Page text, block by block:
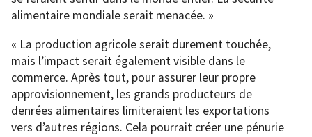
alimentaire mondiale serait menacée. »
« La production agricole serait durement touchée,
mais l’impact serait également visible dans le
commerce. Après tout, pour assurer leur propre
approvisionnement, les grands producteurs de
denrées alimentaires limiteraient les exportations
vers d’autres régions. Cela pourrait créer une pénurie